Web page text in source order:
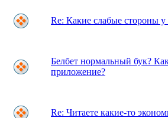
Re: Какие слабые стороны у
Белбет нормальный бук?
приложение?
Re: Читаете какие-то